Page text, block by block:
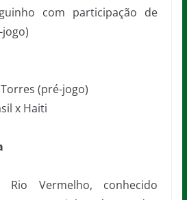
com participação de
jogo)
(pré-jogo)
x Haiti
Vermelho, conhecido